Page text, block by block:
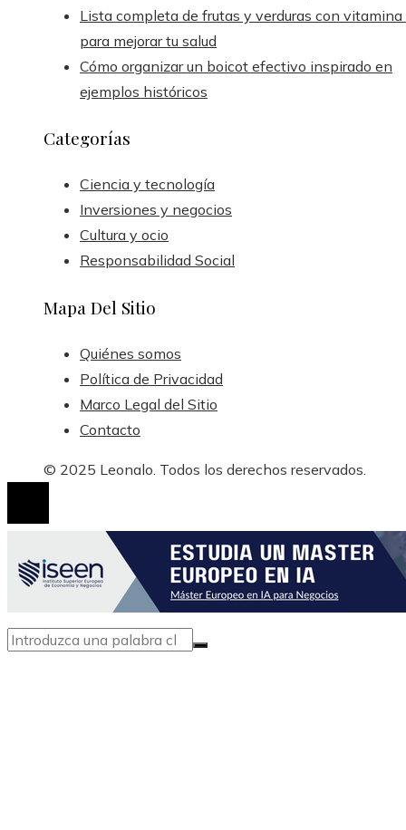
Lista completa de frutas y verduras con vitamina
para mejorar tu salud
Cómo organizar un boicot efectivo inspirado en
ejemplos históricos
Categorías
Ciencia y tecnología
Inversiones y negocios
Cultura y ocio
Responsabilidad Social
Mapa Del Sitio
Quiénes somos
Política de Privacidad
Marco Legal del Sitio
Contacto
© 2025 Leonalo. Todos los derechos reservados.